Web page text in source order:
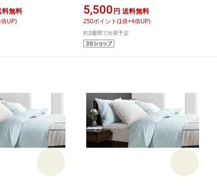
ベージュ) フラ
料無料
倍UP)
ベッド 【ボックスシーツ】エッフェ
スタンダード 薄型シングルサイズ(綿
100%/97×195×20cm/ベージュ) フラン
スベッド
5,500 円 送料無料
250ポイント (1 倍+4倍UP)
約3週間で出荷予定